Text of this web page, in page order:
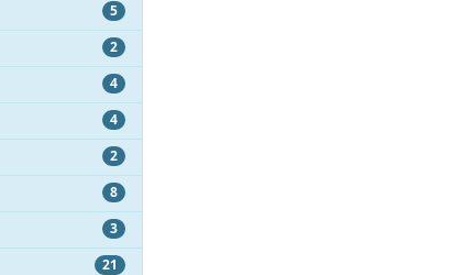
5
2
4
4
2
8
3
21